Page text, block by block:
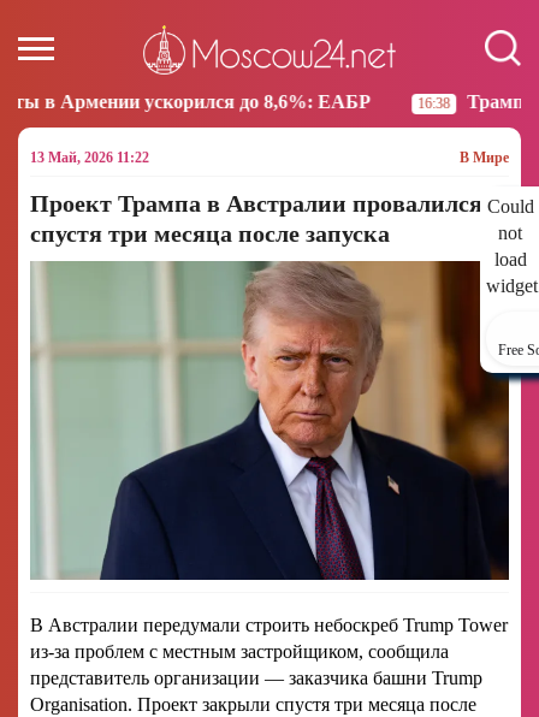
до 8,6%: ЕАБР 16:38 Трамп: США больше не
13 Май, 2026 11:22 В Мире
Could
not
load
Free
Проект Трампа в Австралии провалился
спустя три месяца после запуска
В Австралии передумали строить небоскреб Trump Tower
из-за проблем с местным застройщиком, сообщила
представитель организации — заказчика башни Trump
Organisation. Проект закрыли спустя три месяца после